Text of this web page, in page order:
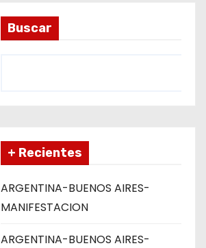
Buscar
+ Recientes
ARGENTINA-BUENOS AIRES-
MANIFESTACION
ARGENTINA-BUENOS AIRES-